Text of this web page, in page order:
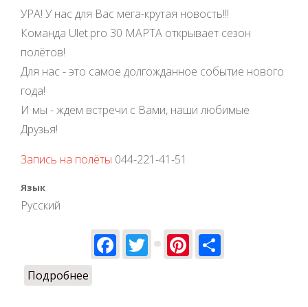
УРА! У нас для Вас мега-крутая новость!!!
Команда Ulet.pro 30 МАРТА открывает сезон
полётов!
Для нас - это самое долгожданное событие нового
года!
И мы - ждем встречи с Вами, наши любимые
Друзья!
Запись на полёты 044-221-41-51
Язык
Русский
Facebook
TwitterPinterest
Подробнее